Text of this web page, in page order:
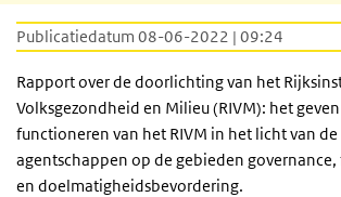
Publicatiedatum 08-06-2022 | 09:24
Rapport over de doorlichting van het
Volksgezondheid en Milieu (RIVM): het
functioneren van het RIVM in het licht van de
agentschappen op de gebieden
en doelmatigheidsbevordering.